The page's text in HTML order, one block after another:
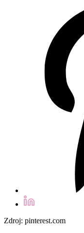
Zdroj: pinterest.com